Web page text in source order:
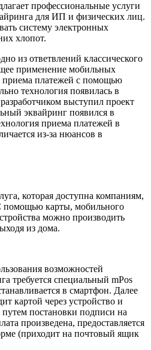
профессиональные услуги
для ИП и физических лиц.
систему электронных
хлопот.
из ответвлений классического
применение мобильных
приема платежей с помощью
технология появилась в
выступил проект
эквайринг появился в
приема платежей в
из-за нюансов в
которая доступна компаниям,
карты, мобильного
можно производить
из дома.
возможностей
требуется специальный mPos
в смартфон. Далее
картой через устройство и
постановки подписи на
произведена, предоставляется
(приходит на почтовый ящик